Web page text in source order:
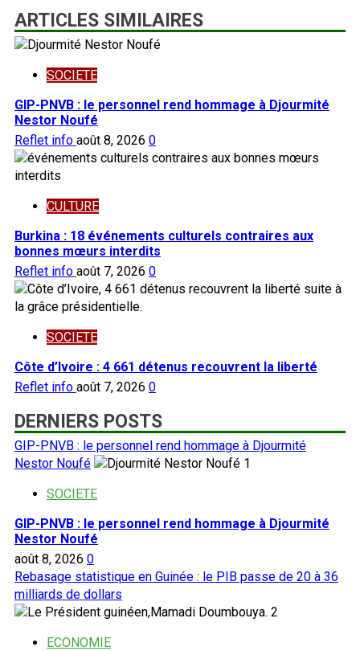
ARTICLES SIMILAIRES
SOCIETE
GIP-PNVB : le personnel rend hommage à Djourmité
Nestor Noufé
Reflet info août 8, 2026 0
CULTURE
Burkina : 18 événements culturels contraires aux
bonnes mœurs interdits
Reflet info août 7, 2026 0
SOCIETE
Côte d’Ivoire : 4 661 détenus recouvrent la liberté
Reflet info août 7, 2026 0
DERNIERS POSTS
GIP-PNVB : le personnel rend hommage à Djourmité
Nestor Noufé
1
SOCIETE
GIP-PNVB : le personnel rend hommage à Djourmité
Nestor Noufé
août 8, 2026 0
Rebasage statistique en Guinée : le PIB passe de 20 à 36
milliards de dollars
2
ECONOMIE